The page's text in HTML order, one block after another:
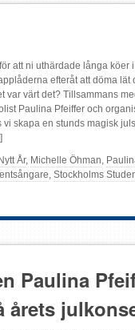
att ni uthärdade långa köer
efteråt att döma lät
var värt det? Tillsammans
Paulina Pfeiffer och
vi skapa en stunds magisk
År, Michelle Öhman,
, Stockholms
Paulina
årets